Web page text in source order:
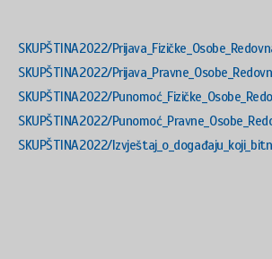
SKUPŠTINA2022/
SKUPŠTINA2022/
SKUPŠTINA2022/
SKUPŠTINA2022/
SKUPŠTINA2022/